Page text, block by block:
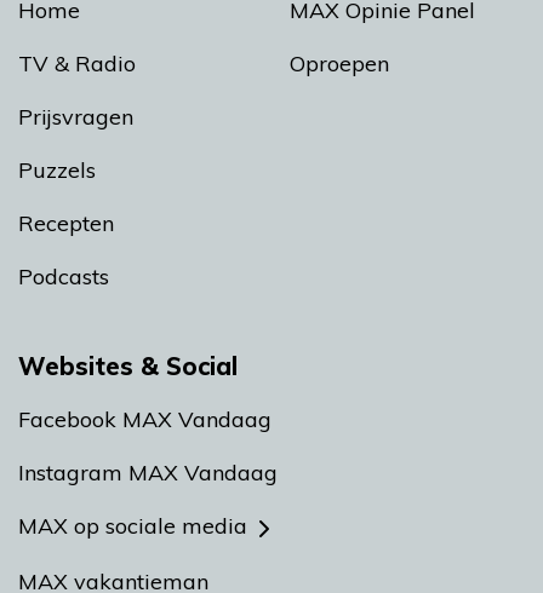
Home
TV & Radio
Prijsvragen
Puzzels
Recepten
Podcasts
MAX Opinie Panel
Oproepen
Websites & Social
Facebook MAX Vandaag
Instagram MAX Vandaag
MAX op sociale media
MAX vakantieman